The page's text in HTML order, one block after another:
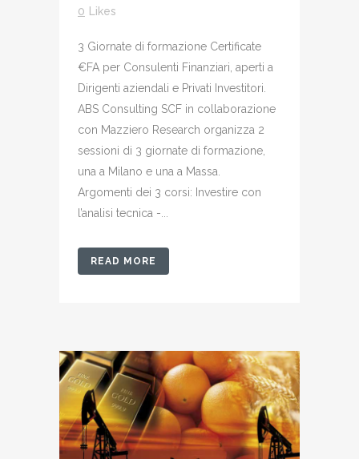
0
Likes
3 Giornate di formazione Certificate
€FA per Consulenti Finanziari, aperti a
Dirigenti aziendali e Privati Investitori.
ABS Consulting SCF in collaborazione
con Mazziero Research organizza 2
sessioni di 3 giornate di formazione,
una a Milano e una a Massa.
Argomenti dei 3 corsi: Investire con
l’analisi tecnica -...
READ MORE